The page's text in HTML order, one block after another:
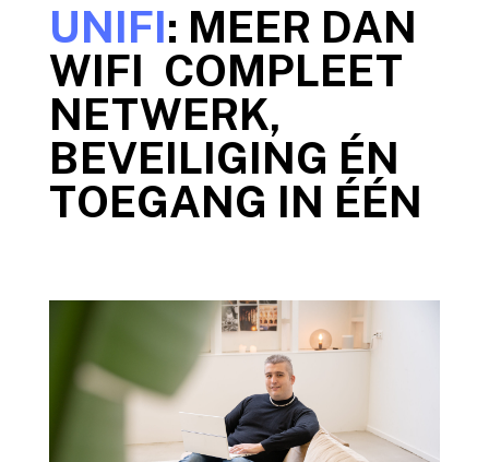
UNIFI: MEER DAN
WIFI COMPLEET
NETWERK,
BEVEILIGING ÉN
TOEGANG IN ÉÉN